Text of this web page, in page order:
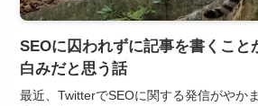
SEOに囚われずに記事を書くこと
白みだと思う話
最近、TwitterでSEOに関する発信がやか